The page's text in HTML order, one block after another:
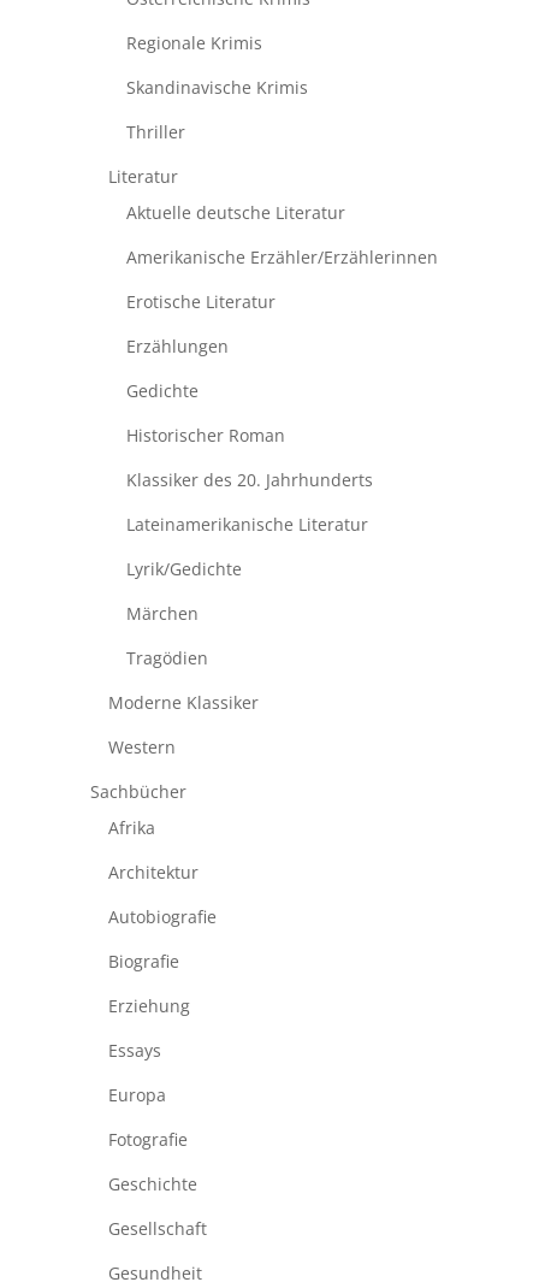
Regionale Krimis
Skandinavische Krimis
Thriller
Literatur
Aktuelle deutsche Literatur
Amerikanische Erzähler/Erzählerinnen
Erotische Literatur
Erzählungen
Gedichte
Historischer Roman
Klassiker des 20. Jahrhunderts
Lateinamerikanische Literatur
Lyrik/Gedichte
Märchen
Tragödien
Moderne Klassiker
Western
Sachbücher
Afrika
Architektur
Autobiografie
Biografie
Erziehung
Essays
Europa
Fotografie
Geschichte
Gesellschaft
Gesundheit